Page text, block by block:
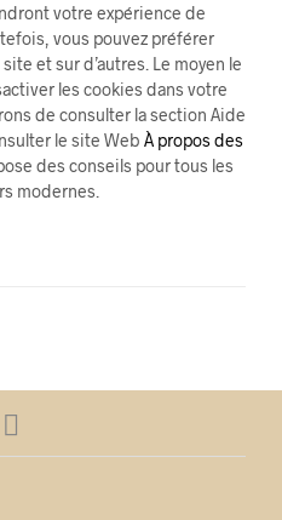
votre expérience de
vous pouvez préférer
et sur d’autres. Le moyen le
les cookies dans votre
de consulter la section Aide
le site Web À propos des
des conseils pour tous les
modernes.